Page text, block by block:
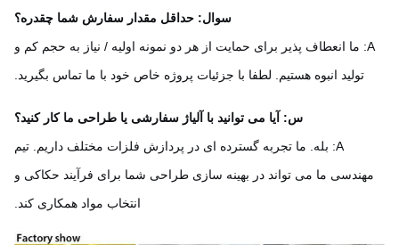
سوال: حداقل مقدار سفارش شما چقدره؟
A: ما انعطاف پذیر برای حمایت از هر دو نمونه اولیه / نیاز به حجم کم و
تولید انبوه هستیم. لطفا با جزئیات پروژه خاص خود با ما تماس بگیرید.
س: آیا می توانید با آلیاژ سفارشی یا طراحی ما کار کنید؟
A: بله. ما تجربه گسترده ای در پردازش فلزات مختلف داریم. تیم
ما می تواند در بهینه سازی طراحی شما برای فرآیند حکاکی و
انتخاب مواد همکاری کند.